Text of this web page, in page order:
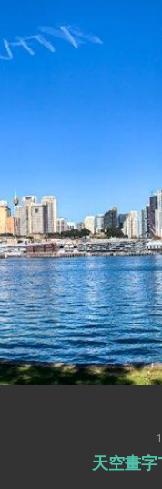
不疊加 我輸美2072項產
明臺美合作三大戰略方
述印太安全局勢，籲深化
要合作夥伴
訪問團
會」訪問團一行，深化
成「臺美對等貿易協定
位實力，達成固邦榮邦目
策略小組」跨部會會議
天空畫字